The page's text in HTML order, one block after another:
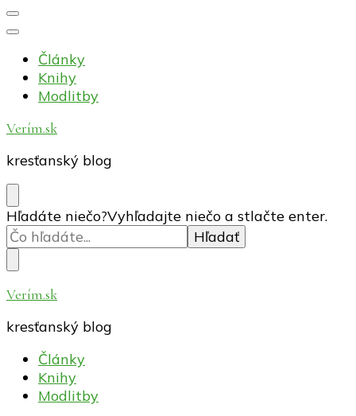
Články
Knihy
Modlitby
Verím.sk
kresťanský blog
Hľadáte niečo?Vyhľadajte niečo a stlačte enter.
Verím.sk
kresťanský blog
Články
Knihy
Modlitby